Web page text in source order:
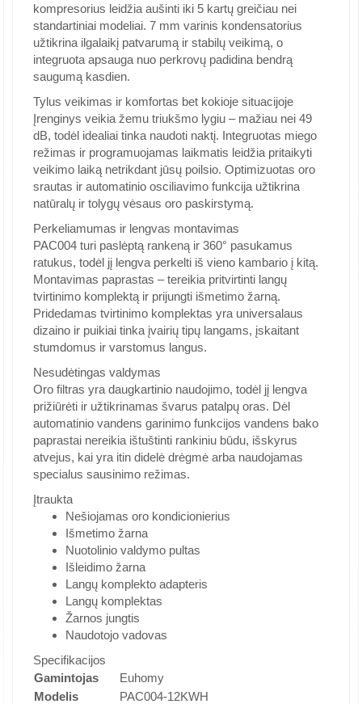
kompresorius leidžia aušinti iki 5 kartų greičiau nei
standartiniai modeliai. 7 mm varinis kondensatorius
užtikrina ilgalaikį patvarumą ir stabilų veikimą, o
integruota apsauga nuo perkrovų padidina bendrą
saugumą kasdien.
Tylus veikimas ir komfortas bet kokioje situacijoje
Įrenginys veikia žemu triukšmo lygiu – mažiau nei 49
dB, todėl idealiai tinka naudoti naktį. Integruotas miego
režimas ir programuojamas laikmatis leidžia pritaikyti
veikimo laiką netrikdant jūsų poilsio. Optimizuotas oro
srautas ir automatinio osciliavimo funkcija užtikrina
natūralų ir tolygų vėsaus oro paskirstymą.
Perkeliamumas ir lengvas montavimas
PAC004 turi paslėptą rankeną ir 360° pasukamus
ratukus, todėl jį lengva perkelti iš vieno kambario į kitą.
Montavimas paprastas – tereikia pritvirtinti langų
tvirtinimo komplektą ir prijungti išmetimo žarną.
Pridedamas tvirtinimo komplektas yra universalaus
dizaino ir puikiai tinka įvairių tipų langams, įskaitant
stumdomus ir varstomus langus.
Nesudėtingas valdymas
Oro filtras yra daugkartinio naudojimo, todėl jį lengva
prižiūrėti ir užtikrinamas švarus patalpų oras. Dėl
automatinio vandens garinimo funkcijos vandens bako
paprastai nereikia ištuštinti rankiniu būdu, išskyrus
atvejus, kai yra itin didelė drėgmė arba naudojamas
specialus sausinimo režimas.
Įtraukta
Nešiojamas oro kondicionierius
Išmetimo žarna
Nuotolinio valdymo pultas
Išleidimo žarna
Langų komplekto adapteris
Langų komplektas
Žarnos jungtis
Naudotojo vadovas
Specifikacijos
Gamintojas
Euhomy
Modelis
PAC004-12KWH